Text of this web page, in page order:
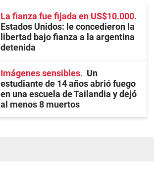
La fianza fue fijada en US$10.000
Estados Unidos: le concedieron la
libertad bajo fianza a la argentina
detenida
Imágenes sensibles
Un
estudiante de 14 años abrió fuego
en una escuela de Tailandia y dejó
al menos 8 muertos